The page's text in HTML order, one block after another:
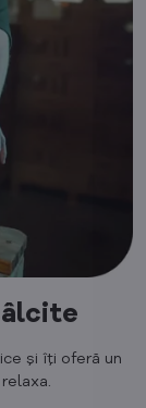
și îți oferă un